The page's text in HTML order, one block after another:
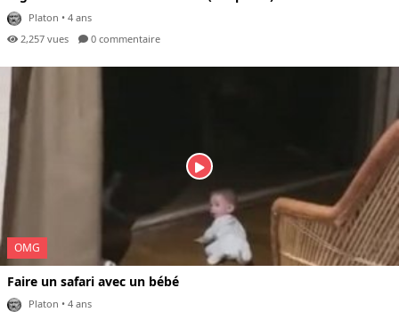
Platon • 4 ans
2,257 vues
0 commentaire
OMG
Faire un safari avec un bébé
Platon • 4 ans